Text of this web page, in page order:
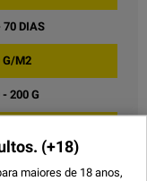
70 DIAS
G/M2
- 200 G
(+18)
maiores de 18 anos,